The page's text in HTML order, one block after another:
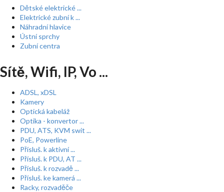
Dětské elektrické ...
Elektrické zubní k ...
Náhradní hlavice
Ústní sprchy
Zubní centra
Sítě, Wifi, IP, Vo ...
ADSL, xDSL
Kamery
Optická kabeláž
Optika - konvertor ...
PDU, ATS, KVM swit ...
PoE, Powerline
Přísluš. k aktivní ...
Přísluš. k PDU, AT ...
Přísluš. k rozvadě ...
Přísluš. ke kamerá ...
Racky, rozvaděče